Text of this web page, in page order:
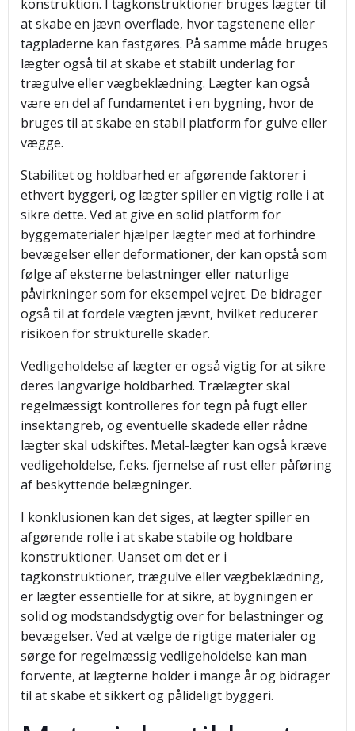
konstruktion. I tagkonstruktioner bruges lægter til
at skabe en jævn overflade, hvor tagstenene eller
tagpladerne kan fastgøres. På samme måde bruges
lægter også til at skabe et stabilt underlag for
trægulve eller vægbeklædning. Lægter kan også
være en del af fundamentet i en bygning, hvor de
bruges til at skabe en stabil platform for gulve eller
vægge.
Stabilitet og holdbarhed er afgørende faktorer i
ethvert byggeri, og lægter spiller en vigtig rolle i at
sikre dette. Ved at give en solid platform for
byggematerialer hjælper lægter med at forhindre
bevægelser eller deformationer, der kan opstå som
følge af eksterne belastninger eller naturlige
påvirkninger som for eksempel vejret. De bidrager
også til at fordele vægten jævnt, hvilket reducerer
risikoen for strukturelle skader.
Vedligeholdelse af lægter er også vigtig for at sikre
deres langvarige holdbarhed. Trælægter skal
regelmæssigt kontrolleres for tegn på fugt eller
insektangreb, og eventuelle skadede eller rådne
lægter skal udskiftes. Metal-lægter kan også kræve
vedligeholdelse, f.eks. fjernelse af rust eller påføring
af beskyttende belægninger.
I konklusionen kan det siges, at lægter spiller en
afgørende rolle i at skabe stabile og holdbare
konstruktioner. Uanset om det er i
tagkonstruktioner, trægulve eller vægbeklædning,
er lægter essentielle for at sikre, at bygningen er
solid og modstandsdygtig over for belastninger og
bevægelser. Ved at vælge de rigtige materialer og
sørge for regelmæssig vedligeholdelse kan man
forvente, at lægterne holder i mange år og bidrager
til at skabe et sikkert og pålideligt byggeri.